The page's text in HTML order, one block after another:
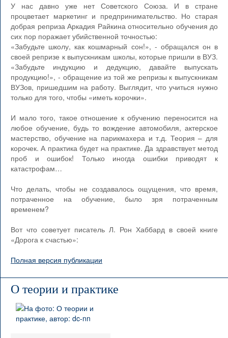
У нас давно уже нет Советского Союза. И в стране
процветает маркетинг и предпринимательство. Но старая
добрая реприза Аркадия Райкина относительно обучения до
сих пор поражает убийственной точностью:
«Забудьте школу, как кошмарный сон!», - обращался он в
своей репризе к выпускникам школы, которые пришли в ВУЗ.
«Забудьте индукцию и дедукцию, давайте выпускать
продукцию!», - обращение из той же репризы к выпускникам
ВУЗов, пришедшим на работу. Выглядит, что учиться нужно
только для того, чтобы «иметь корочки».
И мало того, такое отношение к обучению переносится на
любое обучение, будь то вождение автомобиля, актерское
мастерство, обучение на парикмахера и т.д. Теория – для
корочек. А практика будет на практике. Да здравствует метод
проб и ошибок! Только иногда ошибки приводят к
катастрофам…
Что делать, чтобы не создавалось ощущения, что время,
потраченное на обучение, было зря потраченным
временем?
Вот что советует писатель Л. Рон Хаббард в своей книге
«Дорога к счастью»:
Полная версия публикации
О теории и практике